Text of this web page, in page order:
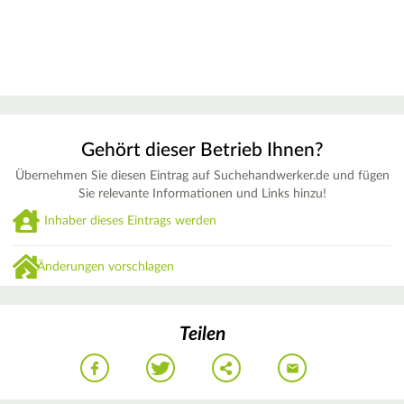
Gehört dieser Betrieb Ihnen?
Übernehmen Sie diesen Eintrag auf Suchehandwerker.de und fügen
Sie relevante Informationen und Links hinzu!
Inhaber dieses Eintrags werden
Änderungen vorschlagen
Teilen